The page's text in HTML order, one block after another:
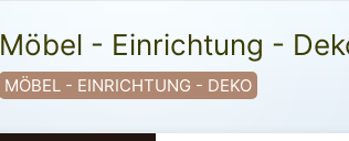
Möbel - Einrichtung -
MÖBEL - EINRICHTUNG - DEKO